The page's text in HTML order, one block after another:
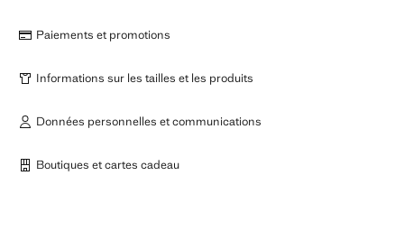
Paiements et promotions
Informations sur les tailles et les produits
Données personnelles et communications
Boutiques et cartes cadeau